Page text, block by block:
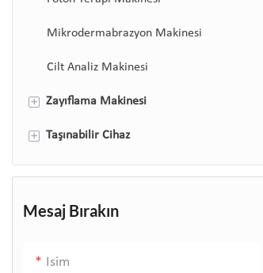
Q Switch Lazer Makinesi
Mikrodermabrazyon Makinesi
Cilt Analiz Makinesi
+ Zayıflama Makinesi
Kavitasyon makinesi
EMS vücut şekillendirme makinesi
Pressoterapi Makinesi
+ Taşınabilir Cihaz
ledli yüz maskeleri
cilt temizleyici
Mesaj Bırakın
Isim